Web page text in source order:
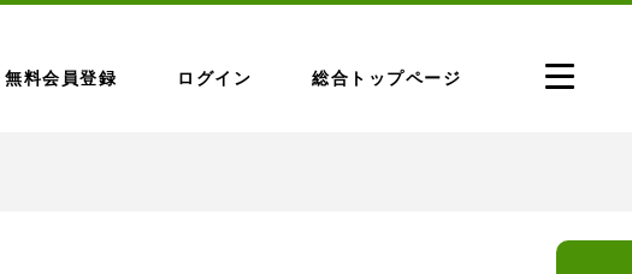
無料会員登録 ログイン 総合トップページ